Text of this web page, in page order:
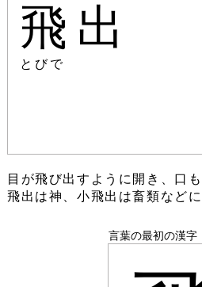
飛出
とびで
目が飛び出すように開き、口
飛出は神、小飛出は畜類などに
言葉の最初の漢字